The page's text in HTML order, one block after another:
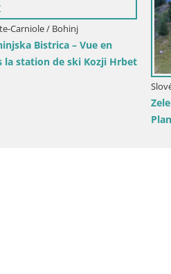
Slovénie / Haute-Carniole / Kranjska Gora
Station de ski Kranjska Gora | Velika